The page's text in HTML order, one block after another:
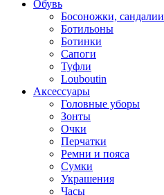
Обувь
Босоножки, сандалии
Ботильоны
Ботинки
Сапоги
Туфли
Louboutin
Аксессуары
Головные уборы
Зонты
Очки
Перчатки
Ремни и пояса
Сумки
Украшения
Часы